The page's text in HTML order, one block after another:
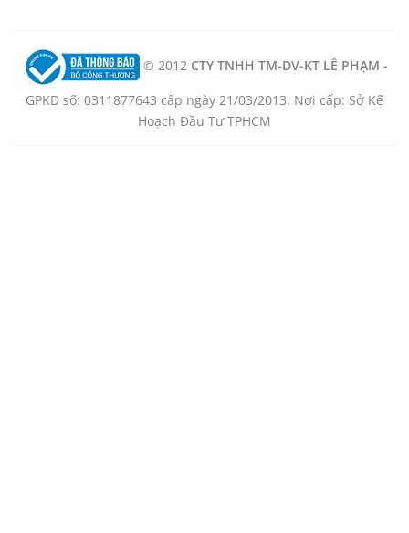
© 2012 CTY TNHH TM-DV-KT LÊ PHẠM -
GPKD số: 0311877643 cấp ngày 21/03/2013. Nơi cấp: Sở Kế
Hoạch Đầu Tư TPHCM